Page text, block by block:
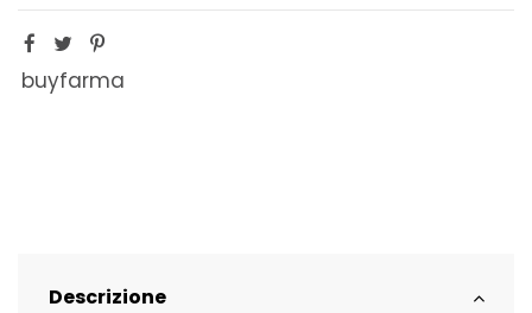
buyfarma
Descrizione